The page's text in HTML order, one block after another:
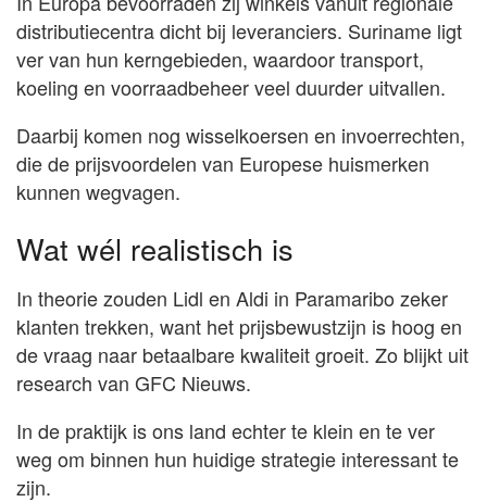
distributiecentra dicht bij leveranciers. Suriname ligt
ver van hun kerngebieden, waardoor transport,
koeling en voorraadbeheer veel duurder uitvallen.
Daarbij komen nog wisselkoersen en invoerrechten,
die de prijsvoordelen van Europese huismerken
kunnen wegvagen.
Wat wél realistisch is
In theorie zouden Lidl en Aldi in Paramaribo zeker
klanten trekken, want het prijsbewustzijn is hoog en
de vraag naar betaalbare kwaliteit groeit. Zo blijkt uit
research van GFC Nieuws.
In de praktijk is ons land echter te klein en te ver
weg om binnen hun huidige strategie interessant te
zijn.